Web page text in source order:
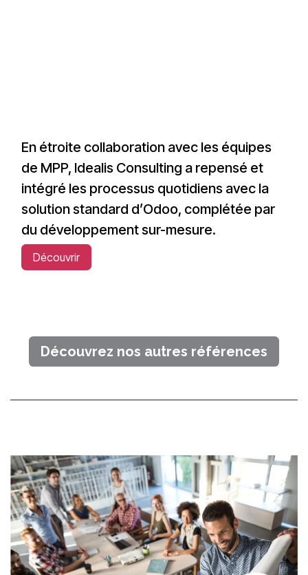
En étroite collaboration avec les équipes
de MPP, Idealis Consulting a repensé et
intégré les processus quotidiens avec la
solution standard d’Odoo, complétée par
du développement sur-mesure.
Découvrir
Découvrez nos autre​​​​s références